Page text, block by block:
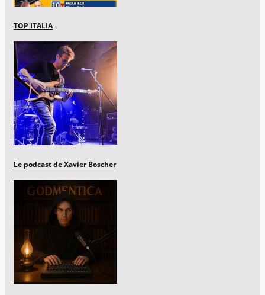
TOP ITALIA
Le podcast de Xavier Boscher